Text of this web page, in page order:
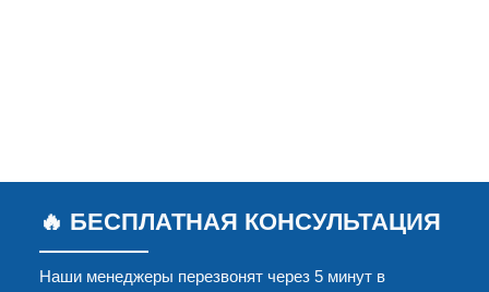
🔥 БЕСПЛАТНАЯ КОНСУЛЬТАЦИЯ
Наши менеджеры перезвонят через 5 минут в